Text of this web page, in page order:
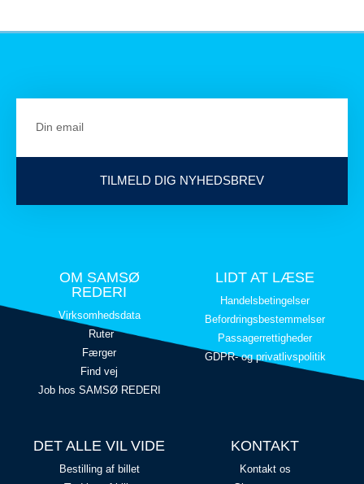
TILMELD DIG NYHEDSBREV
OM SAMSØ
REDERI
Virksomhedsdata
Ruter
Færger
Find vej
Job hos SAMSØ REDERI
LIDT AT LÆSE
Handelsbetingelser
Befordringsbestemmelser
Passagerrettigheder
GDPR- og privatlivspolitik
DET ALLE VIL VIDE
Bestilling af billet
KONTAKT
Kontakt os